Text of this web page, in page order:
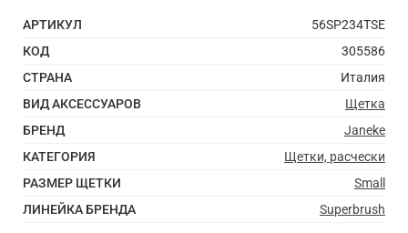
АРТИКУЛ
56SP234TSE
КОД
305586
СТРАНА
Италия
ВИД АКСЕССУАРОВ
Щетка
БРЕНД
Janeke
КАТЕГОРИЯ
Щетки, расчески
РАЗМЕР ЩЕТКИ
Small
ЛИНЕЙКА БРЕНДА
Superbrush